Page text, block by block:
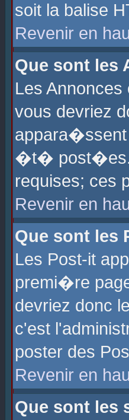
soit la balise
Revenir en
Que sont les
Les
vous devriez
appara�ssent
�t� post�es.
requises; ces
Revenir en
Que sont les
Les Post-it
premi�re
devriez donc
c'est
poster des
Revenir en
Que sont les